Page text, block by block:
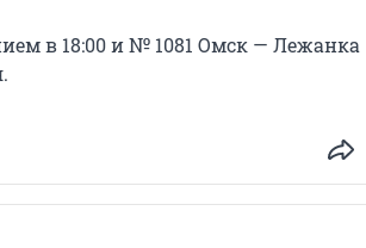
в 18:00 и № 1081 Омск — Лежанка